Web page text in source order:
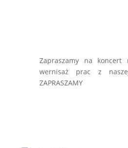
Zapraszamy na koncert
wernisaż prac z
ZAPRASZAMY